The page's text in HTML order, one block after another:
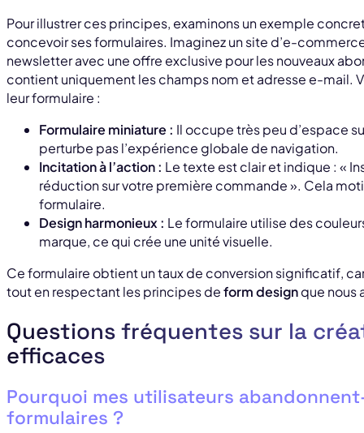
Pour illustrer ces principes, examinons un exemple
concevoir ses formulaires. Imaginez un site d’e-
newsletter avec une offre exclusive pour les nouveaux
contient uniquement les champs nom et adresse e-mail.
leur formulaire :
Formulaire miniature : Il occupe très peu d’espace
perturbe pas l’expérience globale de navigation.
Incitation à l’action : Le texte est clair et indique : «
réduction sur votre première commande ». Cela
formulaire.
Design harmonieux : Le formulaire utilise des
marque, ce qui crée une unité visuelle.
Ce formulaire obtient un taux de conversion significatif,
tout en respectant les principes deform designque nous
Questions fréquentes sur la
efficaces
Pourquoi mes utilisateurs
formulaires ?